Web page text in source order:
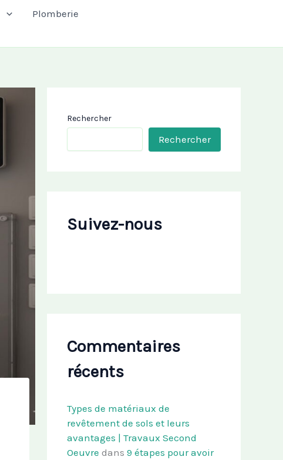
Plomberie
Rechercher
Rechercher
Suivez-nous
Commentaires
récents
Types de matériaux de
revêtement de sols et leurs
avantages | Travaux Second
Oeuvre dans 9 étapes pour avoir